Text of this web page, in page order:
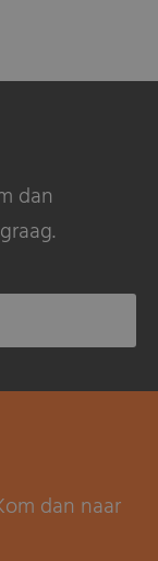
dan
dan naar